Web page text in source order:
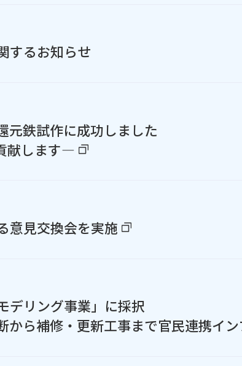
するお知らせ
元鉄試作に成功しました
献します―
意見交換会を実施
デリング事業」に採択
から補修・更新工事まで官民連携イ